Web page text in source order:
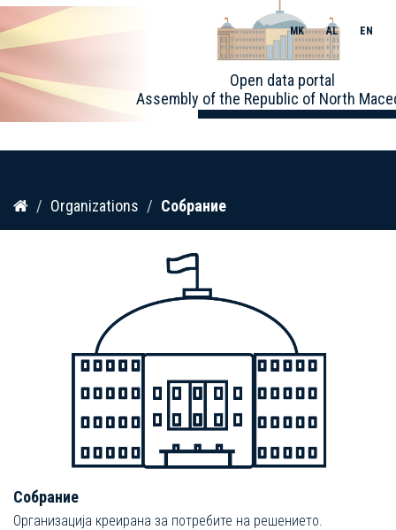
Skip
content
Open data portal
Assembly of the Republic of North
MK AL EN
Organizations Собрание
Собрание
Организација креирана за потребите на решението.